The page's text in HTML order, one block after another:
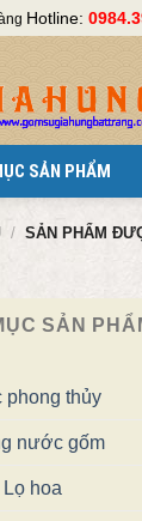
Hotline:
SẢN PHẨM
/ SẢN PHẨM
SẢN
phong thủy
nước gốm
Lọ hoa